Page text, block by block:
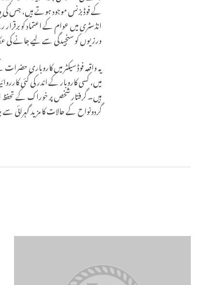
کے فوڈ بزنس موجود ہوتے ہیں، جس کی
انڈسٹری میں عوام کے اعتماد کو
ورزیوں کو سنجیدگی سے لیے جانے کی
یہ واقعہ فوڈ سیکٹر میں کاروباری
میں، کسی کاروبار کے اندر کی گئی
ہیں۔ گرفتار شخص پر خوراک کے
گردونواح کے حالات کا مزید گہرائی سے